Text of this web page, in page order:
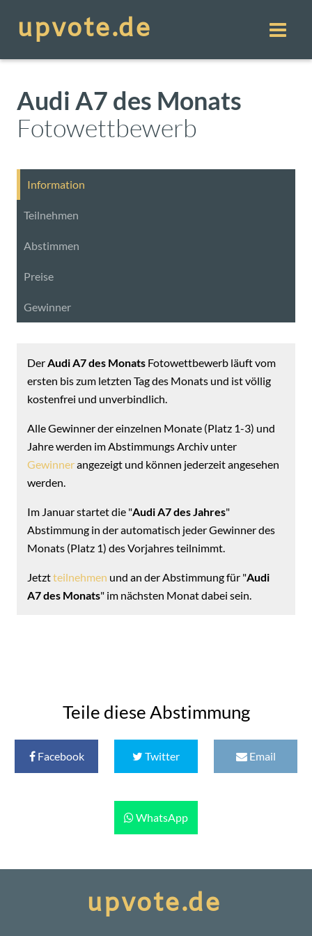
Audi A7 des Monats
Fotowettbewerb
Information
Teilnehmen
Abstimmen
Preise
Gewinner
DerAudi A7 des MonatsFotowettbewerb läuft vom
ersten bis zum letzten Tag des Monats und ist völlig
kostenfrei und unverbindlich.
Alle Gewinner der einzelnen Monate (Platz 1-3) und
Jahre werden im Abstimmungs Archiv unter
Gewinnerangezeigt und können jederzeit angesehen
werden.
Im Januar startet die "Audi A7 des Jahres"
Abstimmung in der automatisch jeder Gewinner des
Monats (Platz 1) des Vorjahres teilnimmt.
Jetztteilnehmen und an der Abstimmung für "Audi
A7 des Monats" im nächsten Monat dabei sein.
Teile diese Abstimmung
Facebook Twitter Email
WhatsApp